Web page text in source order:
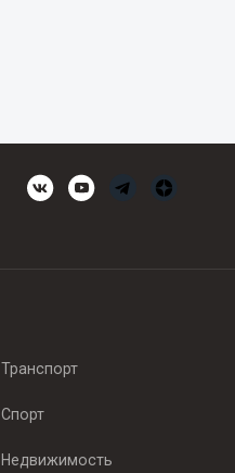
Транспорт
Спорт
Недвижимость